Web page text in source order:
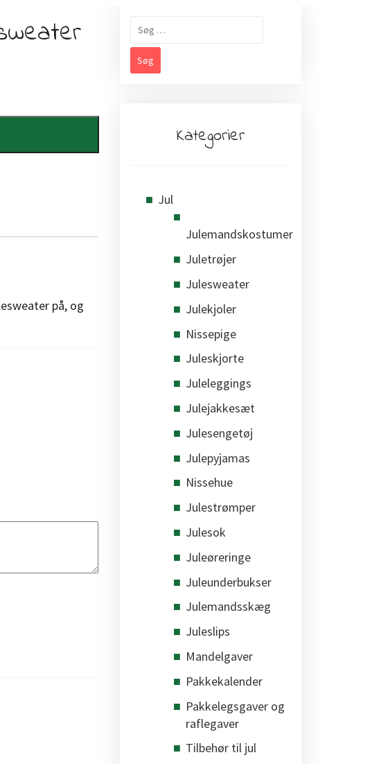
på, og
efter:
Kategorier
Jul
Julemandskostumer
Juletrøjer
Julesweater
Julekjoler
Nissepige
Juleskjorte
Juleleggings
Julejakkesæt
Julesengetøj
Julepyjamas
Nissehue
Julestrømper
Julesok
Juleøreringe
Juleunderbukser
Julemandsskæg
Juleslips
Mandelgaver
Pakkekalender
Pakkelegsgaver og
raflegaver
Tilbehør til jul